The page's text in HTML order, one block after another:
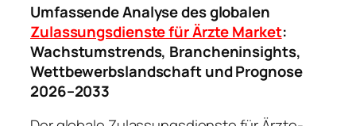
Umfassende Analyse des globalen
Zulassungsdienste für Ärzte Market:
Wachstumstrends, Brancheninsights,
Wettbewerbslandschaft und Prognose
2026–2033